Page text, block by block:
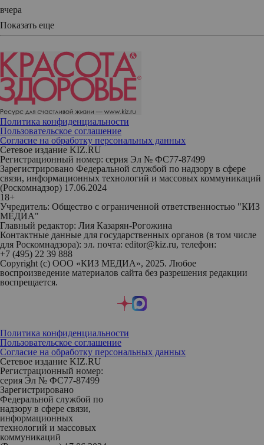
вчера
Показать еще
Политика конфиденциальности
Пользовательское соглашение
Согласие на обработку персональных данных
Сетевое издание KIZ.RU
Регистрационный номер: серия Эл № ФС77-87499
Зарегистрировано Федеральной службой по надзору в сфере
связи, информационных технологий и массовых коммуникаций
(Роскомнадзор) 17.06.2024
18+
Учредитель: Общество с ограниченной ответственностью "КИЗ
МЕДИА"
Главный редактор: Лия Казарян-Рогожина
Контактные данные для государственных органов (в том числе
для Роскомнадзора): эл. почта: editor@kiz.ru, телефон:
+7 (495) 22 39 888
Copyright (с) ООО «КИЗ МЕДИА», 2025. Любое
воспроизведение материалов сайта без разрешения редакции
воспрещается.
Политика конфиденциальности
Пользовательское соглашение
Согласие на обработку персональных данных
Сетевое издание KIZ.RU
Регистрационный номер:
серия Эл № ФС77-87499
Зарегистрировано
Федеральной службой по
надзору в сфере связи,
информационных
технологий и массовых
коммуникаций